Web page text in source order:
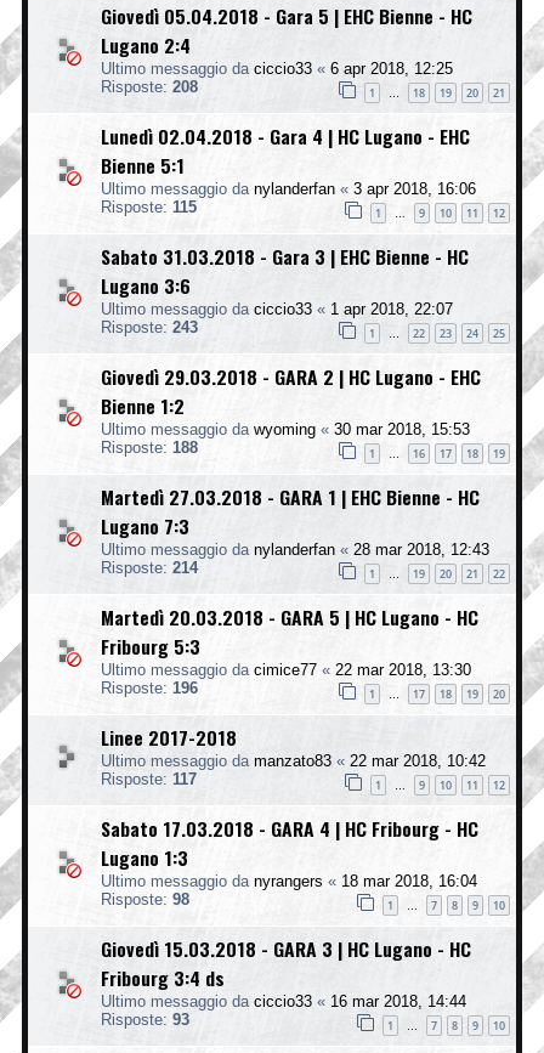
Giovedì 05.04.2018 - Gara 5 | EHC Bienne - HC
Lugano 2:4
Ultimo messaggio da ciccio33 « 6 apr 2018, 12:25
Risposte: 208 1 … 18 19 20 21
Lunedì 02.04.2018 - Gara 4 | HC Lugano - EHC
Bienne 5:1
Ultimo messaggio da nylanderfan « 3 apr 2018, 16:06
Risposte: 115 1 … 9 10 11 12
Sabato 31.03.2018 - Gara 3 | EHC Bienne - HC
Lugano 3:6
Ultimo messaggio da ciccio33 « 1 apr 2018, 22:07
Risposte: 243 1 … 22 23 24 25
Giovedì 29.03.2018 - GARA 2 | HC Lugano - EHC
Bienne 1:2
Ultimo messaggio da wyoming « 30 mar 2018, 15:53
Risposte: 188 1 … 16 17 18 19
Martedì 27.03.2018 - GARA 1 | EHC Bienne - HC
Lugano 7:3
Ultimo messaggio da nylanderfan « 28 mar 2018, 12:43
Risposte: 214 1 … 19 20 21 22
Martedì 20.03.2018 - GARA 5 | HC Lugano - HC
Fribourg 5:3
Ultimo messaggio da cimice77 « 22 mar 2018, 13:30
Risposte: 196 1 … 17 18 19 20
Linee 2017-2018
Ultimo messaggio da manzato83 « 22 mar 2018, 10:42
Risposte: 117 1 … 9 10 11 12
Sabato 17.03.2018 - GARA 4 | HC Fribourg - HC
Lugano 1:3
Ultimo messaggio da nyrangers « 18 mar 2018, 16:04
Risposte: 98 1 … 7 8 9 10
Giovedì 15.03.2018 - GARA 3 | HC Lugano - HC
Fribourg 3:4 ds
Ultimo messaggio da ciccio33 « 16 mar 2018, 14:44
Risposte: 93 1 … 7 8 9 10